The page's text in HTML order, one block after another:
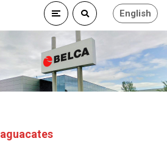
English
aguacates